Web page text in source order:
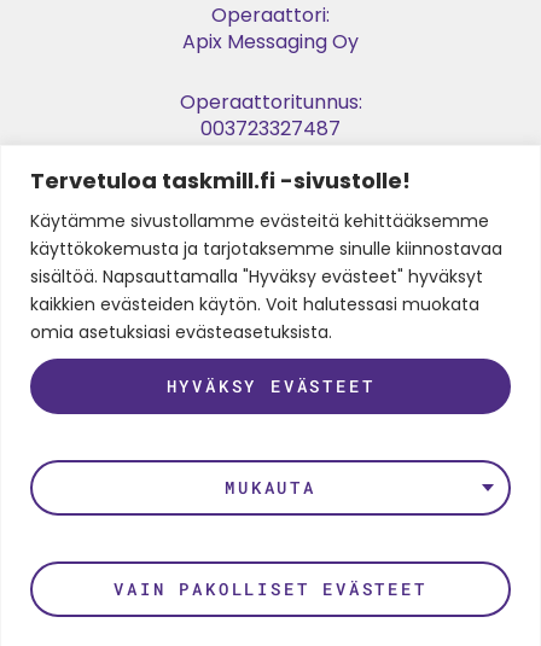
Tervetuloa taskmill.fi -sivustolle!
Käytämme sivustollamme evästeitä kehittääksemme
käyttökokemusta ja tarjotaksemme sinulle kiinnostavaa
sisältöä. Napsauttamalla "Hyväksy evästeet" hyväksyt
kaikkien evästeiden käytön. Voit halutessasi muokata
omia asetuksiasi evästeasetuksista.
MUKAUTA
VAIN PAKOLLISET EVÄSTEET
HYVÄKSY EVÄSTEET
Operaattori:
Apix Messaging Oy
Operaattoritunnus:
003723327487
Verkkolaskuosoite:
003729053974
Y-tunnus:
2905397-4
SEURAA MEITÄ
LinkedInInstagramFacebookTwitterYoutube
Rekisteri- ja tietosuojaseloste